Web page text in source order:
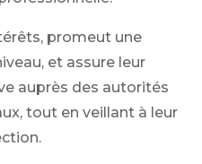
promeut une
et assure leur
auprès des autorités
tout en veillant à leur